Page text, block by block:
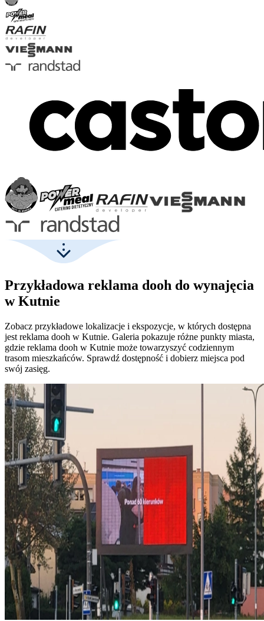
Przykładowa reklama dooh do wynajęcia
w Kutnie
Zobacz przykładowe lokalizacje i ekspozycje, w których dostępna
jest reklama dooh w Kutnie. Galeria pokazuje różne punkty miasta,
gdzie reklama dooh w Kutnie może towarzyszyć codziennym
trasom mieszkańców. Sprawdź dostępność i dobierz miejsca pod
swój zasięg.